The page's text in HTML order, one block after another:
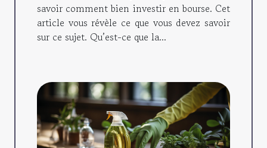
savoir comment bien investir en bourse. Cet
article vous révèle ce que vous devez savoir
sur ce sujet. Qu’est-ce que la...